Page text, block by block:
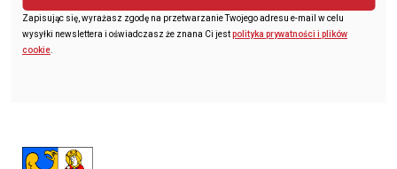
Zapisując się, wyrażasz zgodę na przetwarzanie Twojego adresu e-mail w celu
wysyłki newslettera i oświadczasz że znana Ci jestpolityka prywatności i plików
cookie.